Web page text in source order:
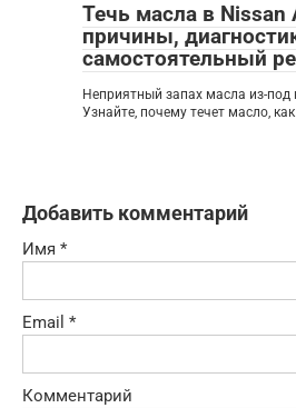
Течь масла в Nissan
причины,
самостоятельный
Неприятный запах масла из-под
Узнайте, почему течет масло,
Добавить комментарий
Имя *
Email *
Комментарий